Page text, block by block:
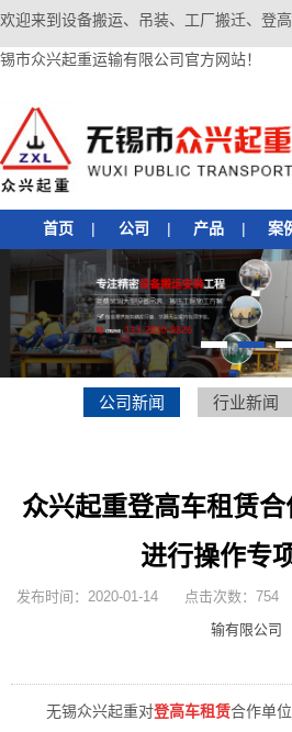
欢迎来到设备搬运、吊装、工厂搬迁、
锡市众兴起重运输有限公司官方网站！
首页 | 公司 | 产品 | 案
1 2 3
公司新闻 行业新闻
众兴起重登高车租赁
进行操作专
发布时间：2020-01-14 点击次数：754
输有限公司
无锡众兴起重对登高车租赁合作单